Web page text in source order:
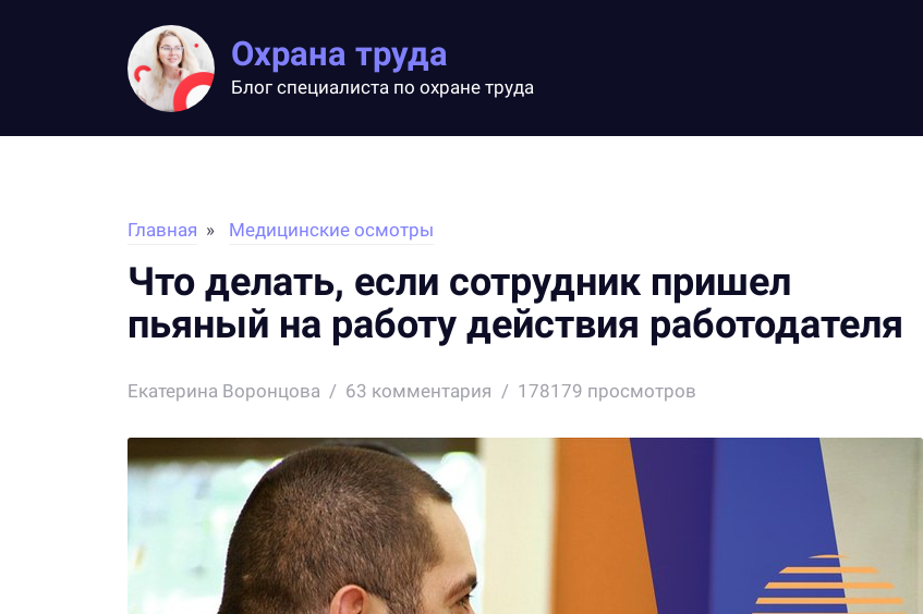
Охрана труда
Блог специалиста по охране труда
Главная Медицинские осмотры
Что делать, если сотрудник пришел
пьяный на работу действия работодателя
Екатерина Воронцова 63 комментария 178179 просмотров